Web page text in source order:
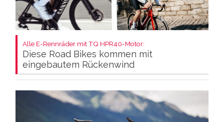
Alle E-Rennräder mit TQ HPR40-Motor:
Diese Road Bikes kommen mit
eingebautem Rückenwind